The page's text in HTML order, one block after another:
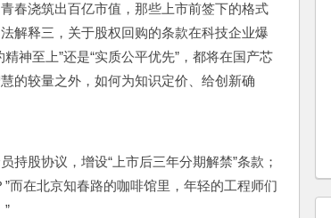
春浇筑出百亿市值，那些上市前签下的格式
解释三，关于股权回购的条款在科技企业爆
神至上”还是“实质公平优先”，都将在国产芯
的较量之外，如何为知识定价、给创新确
股协议，增设“上市后三年分期解禁”条款；
而在北京知春路的咖啡馆里，年轻的工程师们
”